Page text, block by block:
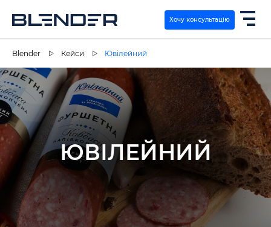
ПОСЛУГИ
ЕКСПЕРТИЗА
КЕЙСИ
ВАКАНСІЇ
КОНТАКТИ
Хочу консультацію
Blender Кейси Ювілейний
ЮВІЛЕЙНИЙ